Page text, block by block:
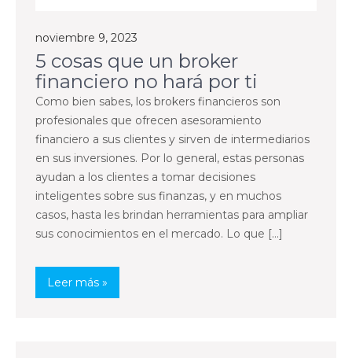
noviembre 9, 2023
5 cosas que un broker
financiero no hará por ti
Como bien sabes, los brokers financieros son
profesionales que ofrecen asesoramiento
financiero a sus clientes y sirven de intermediarios
en sus inversiones. Por lo general, estas personas
ayudan a los clientes a tomar decisiones
inteligentes sobre sus finanzas, y en muchos
casos, hasta les brindan herramientas para ampliar
sus conocimientos en el mercado. Lo que […]
Leer más »